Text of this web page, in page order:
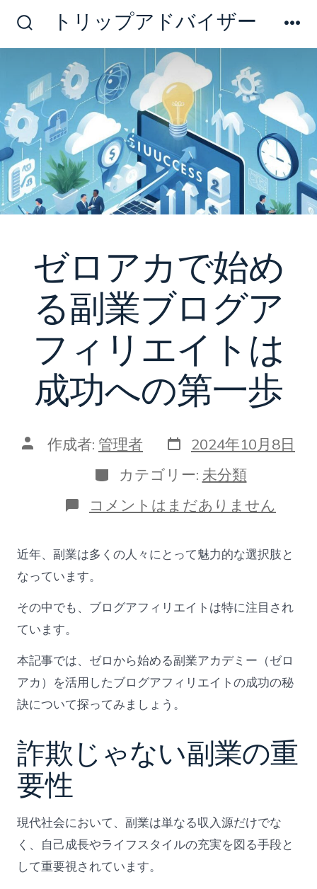
へ
ス
キ
プ
索
り
替
え
トリップアドバイザー
ニ
ゼロアカで始め
る副業ブログア
フィリエイトは
成功への第一歩
投 作成者: 管理者 投
稿
日
2024年10月8日
カ
テ
ゴ
リ
カテゴリー: 未分類
ゼ
ロ
カ
で
始
る
副
ロ
グ
ア
フ
エ
イ
ト
功
へ
の
第
一
コメントはまだありません
近年、副業は多くの人々にとって魅力的な選択肢と
なっています。
その中でも、ブログアフィリエイトは特に注目され
ています。
本記事では、ゼロから始める副業アカデミー（ゼロ
アカ）を活用したブログアフィリエイトの成功の秘
訣について探ってみましょう。
詐欺じゃない副業の重
要性
現代社会において、副業は単なる収入源だけでな
く、自己成長やライフスタイルの充実を図る手段と
して重要視されています。